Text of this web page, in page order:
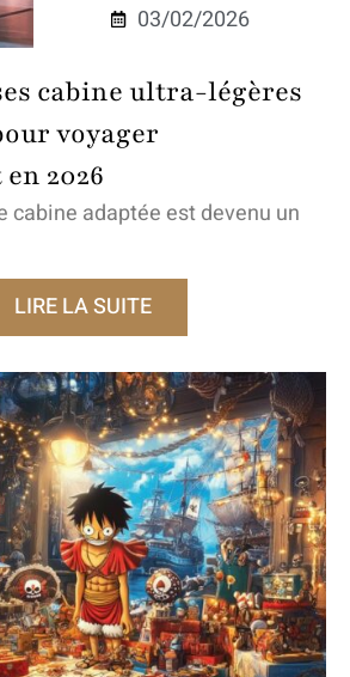
03/02/2026
cabine ultra-légères
voyager
2026
cabine adaptée est devenu un
LIRE LA SUITE